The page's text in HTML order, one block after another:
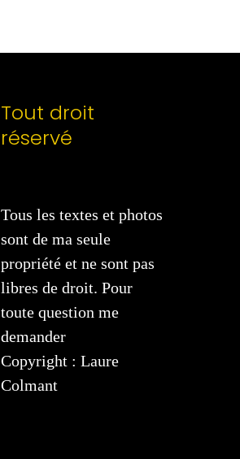
Tout droit
réservé
Tous les textes et photos
sont de ma seule
propriété et ne sont pas
libres de droit. Pour
toute question me
demander
Copyright : Laure
Colmant